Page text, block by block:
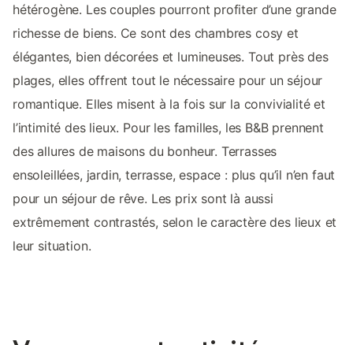
hétérogène. Les couples pourront profiter d’une grande
richesse de biens. Ce sont des chambres cosy et
élégantes, bien décorées et lumineuses. Tout près des
plages, elles offrent tout le nécessaire pour un séjour
romantique. Elles misent à la fois sur la convivialité et
l’intimité des lieux. Pour les familles, les B&B prennent
des allures de maisons du bonheur. Terrasses
ensoleillées, jardin, terrasse, espace : plus qu’il n’en faut
pour un séjour de rêve. Les prix sont là aussi
extrêmement contrastés, selon le caractère des lieux et
leur situation.